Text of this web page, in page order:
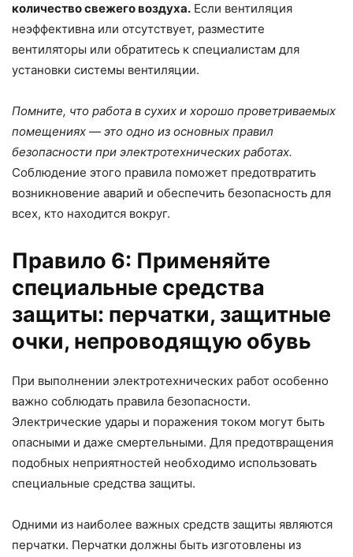
количество свежего воздуха. Если вентиляция
неэффективна или отсутствует, разместите
вентиляторы или обратитесь к специалистам для
установки системы вентиляции.
Помните, что работа в сухих и хорошо проветриваемых
помещениях — это одно из основных правил
безопасности при электротехнических работах.
Соблюдение этого правила поможет предотвратить
возникновение аварий и обеспечить безопасность для
всех, кто находится вокруг.
Правило 6: Применяйте
специальные средства
защиты: перчатки, защитные
очки, непроводящую обувь
При выполнении электротехнических работ особенно
важно соблюдать правила безопасности.
Электрические удары и поражения током могут быть
опасными и даже смертельными. Для предотвращения
подобных неприятностей необходимо использовать
специальные средства защиты.
Одними из наиболее важных средств защиты являются
перчатки. Перчатки должны быть изготовлены из